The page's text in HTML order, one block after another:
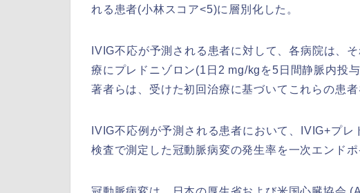
れる患者(小林スコア<5)に層別化した。
IVIG不応が予測される患者に対して、各病院は、
療にプレドニゾロン(1日2 mg/kgを5日間静脈内投
著者らは、受けた初回治療に基づいてこれらの患者
IVIG不応例が予測される患者において、IVIG+プ
検査で測定した冠動脈病変の発生率を一次エンドポ